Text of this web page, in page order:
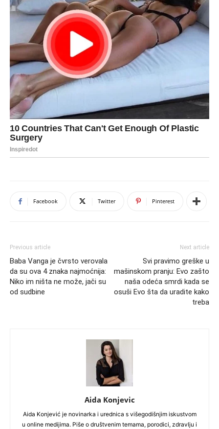
Facebook Twitter Pinterest
Previous article
Baba Vanga je čvrsto verovala
da su ova 4 znaka najmoćnija:
Niko im ništa ne može, jači su
od sudbine
Next article
Svi pravimo greške u
mašinskom pranju: Evo zašto
naša odeća smrdi kada se
osuši Evo šta da uradite kako
treba
Aida Konjevic
Aida Konjević je novinarka i urednica s višegodišnjim iskustvom
u online medijima. Piše o društvenim temama, porodici, zdravlju i